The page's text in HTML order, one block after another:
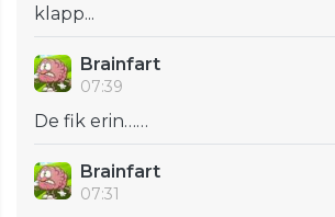
klapp...
Brainfart
07:39
De fik erin……
Brainfart
07:31